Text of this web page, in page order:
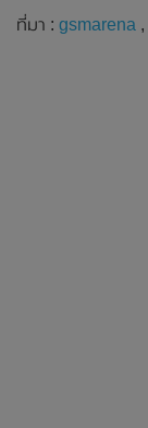
ที่มา : gsmarena ,